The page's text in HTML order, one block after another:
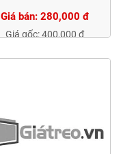
Giá bán: 280,000 đ
Giá gốc: 400,000 đ